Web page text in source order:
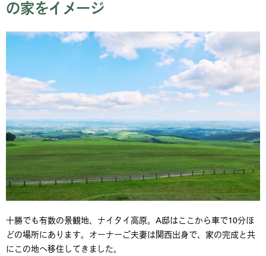
の家をイメージ
十勝でも有数の景観地、ナイタイ高原。A邸はここから車で10分ほ
どの場所にあります。オーナーご夫妻は関西出身で、家の完成と共
にこの地へ移住してきました。